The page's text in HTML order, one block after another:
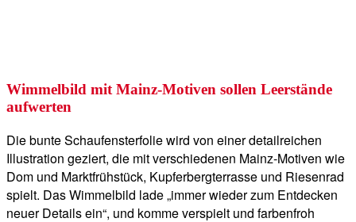
Wimmelbild mit Mainz-Motiven sollen Leerstände
aufwerten
Die bunte Schaufensterfolie wird von einer detailreichen
Illustration geziert, die mit verschiedenen Mainz-Motiven wie
Dom und Marktfrühstück, Kupferbergterrasse und Riesenrad
spielt. Das Wimmelbild lade „immer wieder zum Entdecken
neuer Details ein“, und komme verspielt und farbenfroh